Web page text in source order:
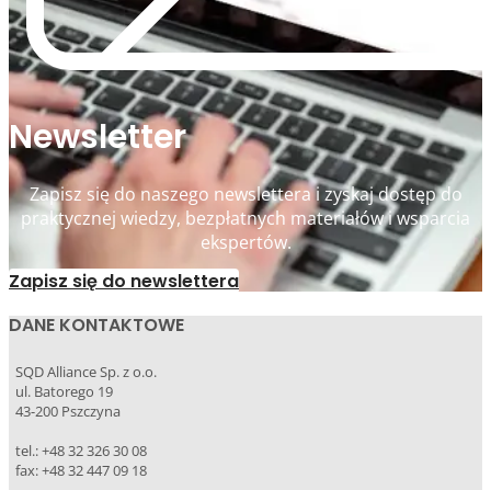
Newsletter
Zapisz się do naszego newslettera i zyskaj dostęp do
praktycznej wiedzy, bezpłatnych materiałów i wsparcia
ekspertów.
Zapisz się do newslettera
DANE KONTAKTOWE
SQD Alliance Sp. z o.o.
ul. Batorego 19
43-200 Pszczyna
tel.: +48 32 326 30 08
fax: +48 32 447 09 18